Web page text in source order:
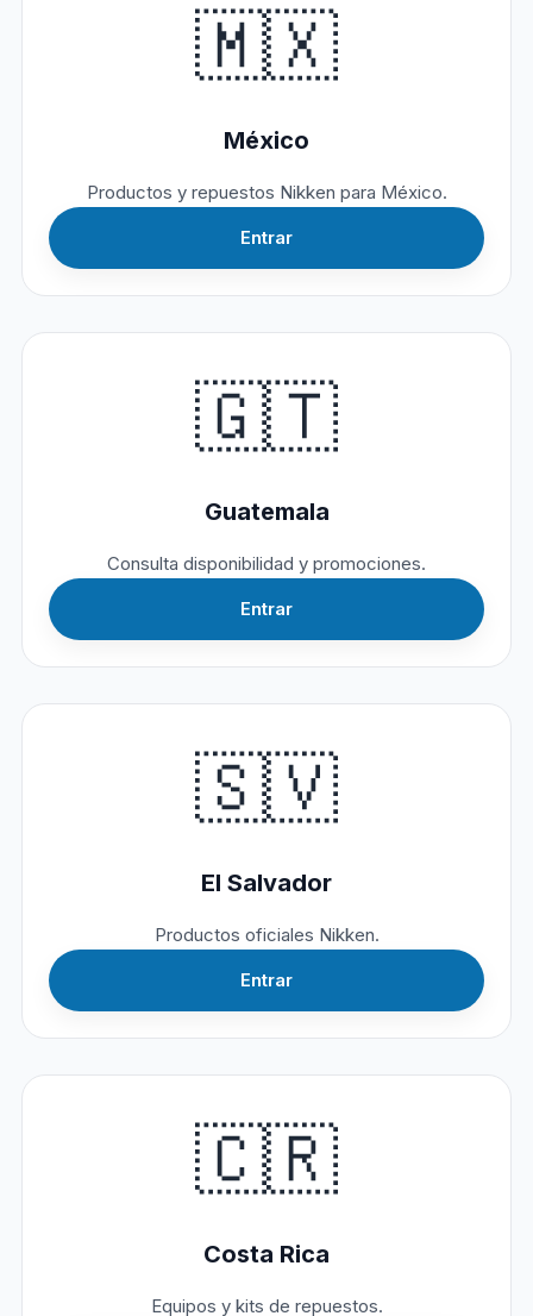
🇲🇽
México
Productos y repuestos Nikken para México.
Entrar
🇬🇹
Guatemala
Consulta disponibilidad y promociones.
Entrar
🇸🇻
El Salvador
Productos oficiales Nikken.
Entrar
🇨🇷
Costa Rica
Equipos y kits de repuestos.